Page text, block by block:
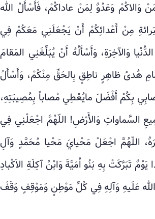
وَعَدُوٌ لِمَنْ عاداكُمْ، فَأَسْأَلُ الله
مِنْ أَعْدائِكُمْ أَنْ يَجْعَلَنِي مَعَكُمْ فِي
وَالآخِرَةِ، وَأَسْأَلُهُ أَنْ يُبَلِّغَنِي المَقامَ
هُدىً ظاهِرٍ ناطِقٍ بِالحَقِّ مِنْكُمْ، وَأَسْأَلُ
بِكُمْ أَفْضَلَ مايُعْطِي مُصاباً بِمُصِيبَتِهِ،
السَّماواتِ وَالأَرْضِ! اللّهُمَّ اجْعَلْنِي فِي
اللّهُمَّ اجْعَلْ مَحْيايَ مَحْيا مُحَمَّدٍ وَآلِ
تَبَرَّكَتْ بِهِ بَنُو اُمَيَّةَ وَابْنُ آكِلَةِ الاَكْبادِ
عَلَيهِ وَآلِهِ فِي كُلِّ مَوْطِنٍ وَمَوْقِفٍ وَقَفَ